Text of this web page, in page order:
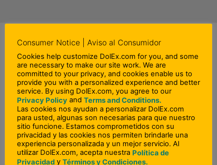
Previo
ANTERIOR
¿Qué información necesitan los beneficiarios para recoger el dinero?
SIGUIENTE
¿Cómo cancelo una transferencia de dinero?
Consumer Notice | Aviso al Consumidor
Cookies help customize DolEx.com for you, and some
are necessary to make our site work. We are
committed to your privacy, and cookies enable us to
provide you with a personalized experience and better
service. By using DolEx.com, you agree to our
Privacy Policy and Terms and Conditions.
Las cookies nos ayudan a personalizar DolEx.com
para usted, algunas son necesarias para que nuestro
sitio funcione. Estamos comprometidos con su
privacidad y las cookies nos permiten brindarle una
experiencia personalizada y un mejor servicio. Al
utilizar DolEx.com, acepta nuestra Política de
Privacidad y Términos y Condiciones.